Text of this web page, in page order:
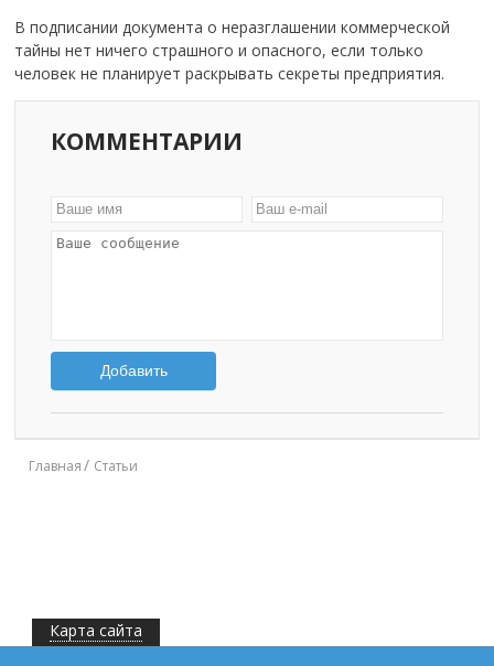
В подписании документа о неразглашении коммерческой
тайны нет ничего страшного и опасного, если только
человек не планирует раскрывать секреты предприятия.
КОММЕНТАРИИ
Добавить
Главная Статьи
Карта сайта